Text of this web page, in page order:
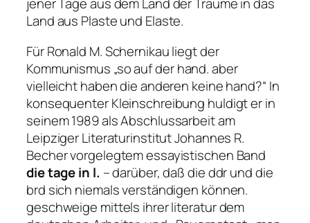
jener Tage aus dem Land der Träume in das
Land aus Plaste und Elaste.
Für Ronald M. Schernikau liegt der
Kommunismus „so auf der hand. aber
vielleicht haben die anderen keine hand?“ In
konsequenter Kleinschreibung huldigt er in
seinem 1989 als Abschlussarbeit am
Leipziger Literaturinstitut Johannes R.
Becher vorgelegtem essayistischen Band
die tage in l. – darüber, daß die ddr und die
brd sich niemals verständigen können.
geschweige mittels ihrer literaturdem